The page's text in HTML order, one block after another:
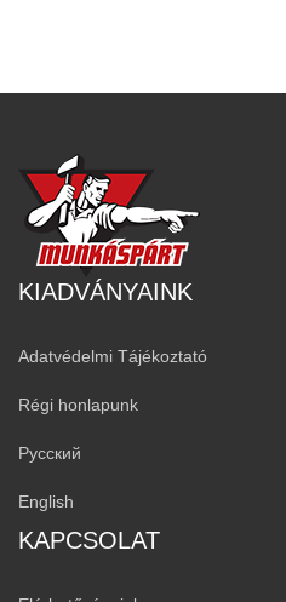
KIADVÁNYAINK
Adatvédelmi Tájékoztató
Régi honlapunk
Русский
English
KAPCSOLAT